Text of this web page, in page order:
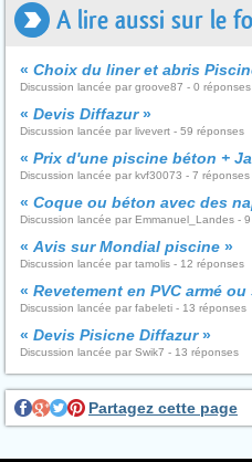
A lire aussi sur le
« Choix du liner et abris
Discussion lancée par groove87 - 0 réponses
« Devis Diffazur»
Discussion lancée par livevert - 59 réponses
« Prix d'une piscine béton +
Discussion lancée par kvf30073 - 7 réponses
« Coque ou béton avec des
Discussion lancée par Emmanuel_Landes -
« Avis sur Mondial piscine »
Discussion lancée par tamolis - 12 réponses
« Revetement en PVC armé
Discussion lancée par fabeleti - 13 réponses
« Devis Pisicne Diffazur»
Discussion lancée par Swik7 - 13 réponses
Partagez cette page